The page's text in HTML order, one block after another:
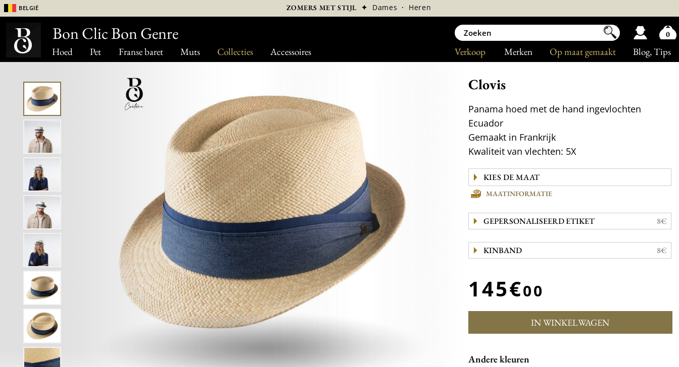
Hoed Pet Franse baret Muts Collecties Accessoires Blog, Tips
Op maat gemaakt
Merken
Verkoop
België ZOMERS MET STIJL ✦ Dames · Heren
Clovis
Panama hoed met de hand ingevlochten
Ecuador
Gemaakt in Frankrijk
Kwaliteit van vlechten: 5X
MAATINFORMATIE
GEPERSONALISEERD ETIKET 8€
KINBAND 8€
145€00
IN WINKELWAGEN
Andere kleuren
Bon Clic Bon Genre 0